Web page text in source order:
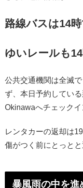
路線バスは14時
ゆいレールも
公共交通機関は全滅
ず、本日予約してい
Okinawaへチェックイ
レンタカーの返却は
傷がつく前にとっと
暴風雨の中を進